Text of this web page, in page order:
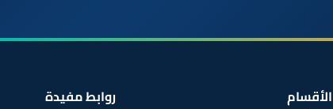
الأقسام روابط مفيدة